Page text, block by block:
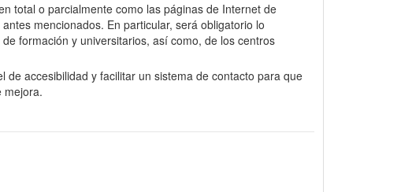
total o parcialmente como las páginas de Internet de
mencionados. En particular, será obligatorio lo
formación y universitarios, así como, de los centros
accesibilidad y facilitar un sistema de contacto para que
mejora.